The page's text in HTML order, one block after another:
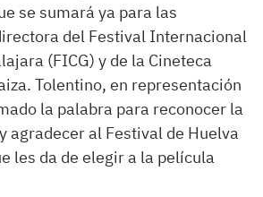
se sumará ya para las
del Festival Internacional
(FICG) y de la Cineteca
Tolentino, en representación
la palabra para reconocer la
agradecer al Festival de Huelva
les da de elegir a la película